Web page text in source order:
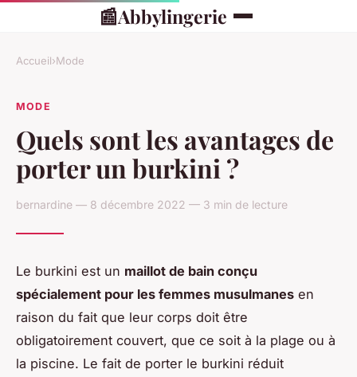
📰Abbylingerie
Accueil›Mode
MODE
Quels sont les avantages de
porter un burkini ?
bernardine — 8 décembre 2022 — 3 min de lecture
Le burkini est un maillot de bain conçu
spécialement pour les femmes musulmanes en
raison du fait que leur corps doit être
obligatoirement couvert, que ce soit à la plage ou à
la piscine. Le fait de porter le burkini réduit